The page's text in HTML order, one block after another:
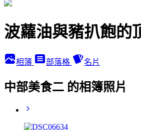
波蘿油與豬扒飽的
相簿 部落格 名片
中部美食二 的相簿照片